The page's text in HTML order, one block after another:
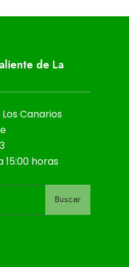
de La
Canarios
15:00 horas
Buscar